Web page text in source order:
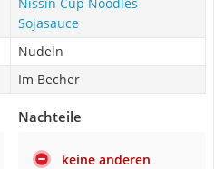
Sojasauce
Nudeln
Im Becher
Nachteile
keine anderen